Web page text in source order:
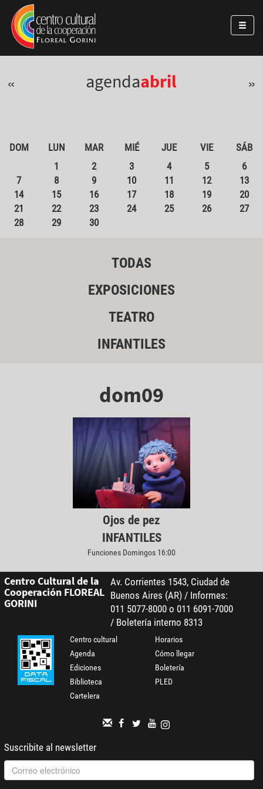
Pasar al contenido principal
Jump to main content
« agendaabril »
DOM LUN MAR MIÉ JUE VIE
SÁB
1
2 3 4 5
6
7
8 9 10 11 12
13
14
15 16 17 18 19
20
21
22 23 24 25 26
27
28
29 30
TODAS
EXPOSICIONES
TEATRO
INFANTILES
dom09
Ojos de pez
INFANTILES
Funciones Domingos 16:00
Centro Cultural de la
Cooperación FLOREAL
GORINI
Av. Corrientes 1543, Ciudad de
Buenos Aires (AR) / Informes:
011 5077-8000 o 011 6091-7000
/ Boletería interno 8313
Centro cultural
Agenda
Ediciones
Biblioteca
Cartelera
Horarios
Cómo llegar
Boletería
PLED
Suscribite al newsletter